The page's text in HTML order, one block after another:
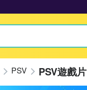
PSV PSV遊戲片